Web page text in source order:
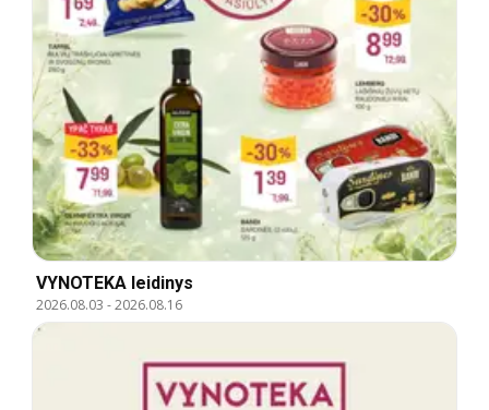
VYNOTEKA leidinys
2026.08.03 -2026.08.16